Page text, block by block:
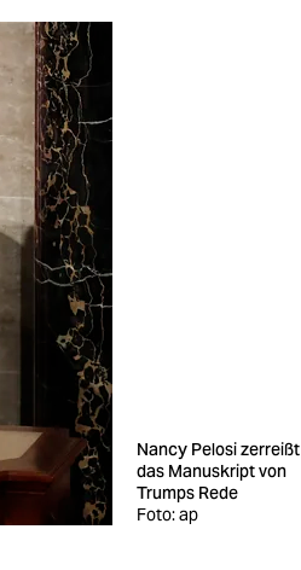
Nancy Pelosi zerreißt
das Manuskript von
Trumps Rede
Foto: ap